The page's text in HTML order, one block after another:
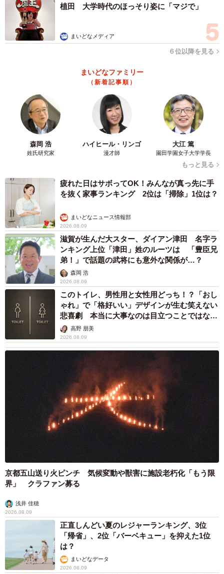
―ご入社されてからのキャリアについて教えてください
2015年に入社し、まずは「サービス進化室」へ配属となり
ました。この部署は代表の髙島直下の部署であり、「今い
ています。当時であれば、各種サービスをご利用いただく
力のサービスとなっているKit Oisix（ミールキット）の開発
などを手掛けていました。
入社当時、世間ではミールキットはまだまだ浸透しておら
ず、Kit Oisixをもっと成長させ、進化させていくためにはど
―入社してすぐに社長直下の部署に配属されたのですね。
プレッシャーもあったのではないでしょうか
入社してすぐのことですから、仕事をするにあたって何も
知らないことばかりでした。だからプレッシャーを感じて
いる余裕は一切なかったですね（笑）。この時期はとにか
く知らないことを無くしていくために、周囲からノウハウ
や知識を習得していた期間でした。
サービス進化室ではチームで戦略を考え、代表にフィード
バックをもらいながらプランを実行していくのですが、週
に2回の定例ミーティングで、代表から直々に事業の作り方
を教えてもらう機会があり、インプットすることが出来た
ことは貴重な経験になりましたね。そして2年半の在籍期間
の後、EC事業部へ異動することになりました。
―EC事業部ではどのようなお仕事を担当されたのでしょう
したが、EC事業部ではOisixの定期会員様を対象にしたサー
ビスを展開しています。Kit Oisixを軸として、商品販売戦略
を毎週企画していました。季節のイベントの企画、シェフ
や料理家といった皆さんとのコラボメニューの企画など、
内容は様々です。
ミールキットを使われる忙しいお客様の声を聞き、どのよ
うなサービスが必要となるのかを検討していくということ
植田 大学時代のほっそり姿に「マジで」
まいどなメディア
６位以降を見る
まいどなファミリー
（新着記事順）
森岡 浩
姓氏研究家
ハイヒール・リンゴ
漫才師
大江 篤
園田学園女子大学学長
もっと見る
疲れた日はサボってOK！みんなが真っ先に手
を抜く家事ランキング 2位は「掃除」1位は？
まいどなニュース情報部
2026.08.09
滋賀が生んだ大スター、ダイアン津田 名字ラ
ンキング上位「津田」姓のルーツは 「豊臣兄
弟！」で話題の武将にも意外な関係が…？
森岡 浩
2026.08.09
このトイレ、男性用と女性用どっち！？「おし
ゃれ」で「格好いい」デザインが生む笑えない
悲喜劇 本当に大事なのは目立つことではな
く…高野 朋美
2026.08.09
京都五山送り火ピンチ 気候変動や獣害に施設老朽化「もう限
界」 クラファン募る
浅井 佳穂
2026.08.09
正直しんどい夏のレジャーランキング、3位
「帰省」、2位「バーベキュー」を抑えた1位
は？
まいどなデータ
2026.08.09